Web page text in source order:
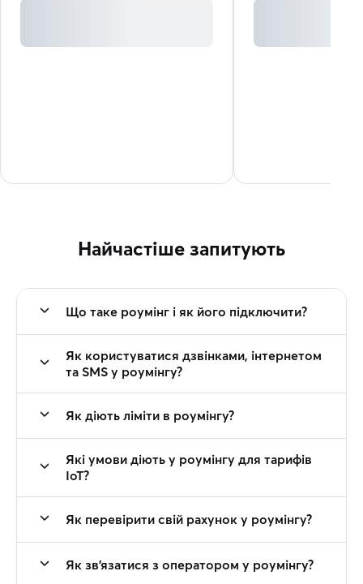
Найчастіше запитують
Що таке роумінг і як його підключити?
Як користуватися дзвінками, інтернетом
та SMS у роумінгу?
Як діють ліміти в роумінгу?
Які умови діють у роумінгу для тарифів
IoT?
Як перевірити свій рахунок у роумінгу?
Як зв'язатися з оператором у роумінгу?